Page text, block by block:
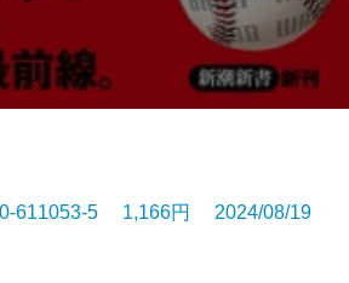
611053-5 1,166円 2024/08/19